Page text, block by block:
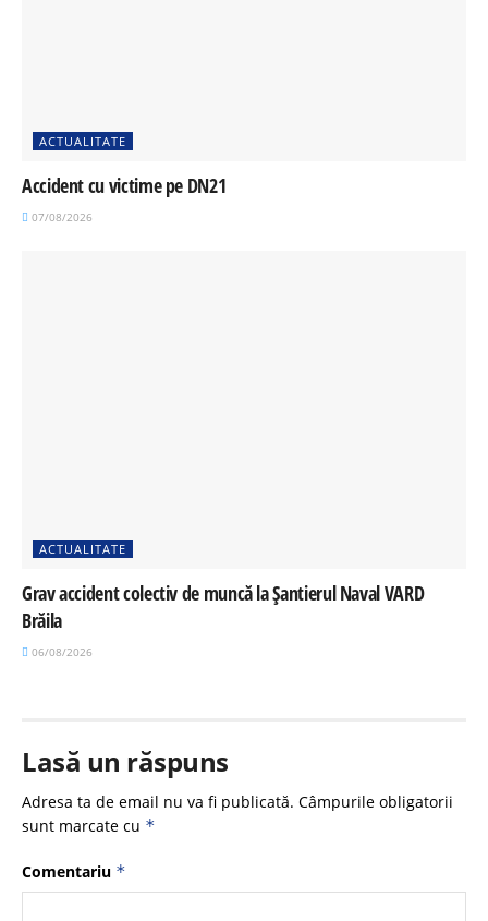
ACTUALITATE
Accident cu victime pe DN21
07/08/2026
ACTUALITATE
Grav accident colectiv de muncă la Șantierul Naval VARD
Brăila
06/08/2026
Lasă un răspuns
Adresa ta de email nu va fi publicată. Câmpurile obligatorii
sunt marcate cu *
Comentariu *